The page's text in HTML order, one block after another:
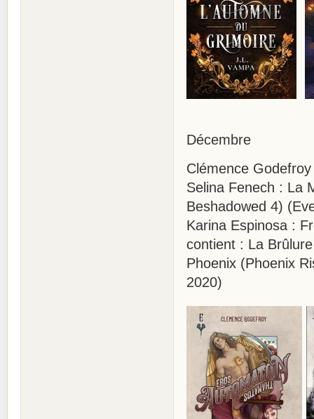
Décembre
Clémence
Selina Fenech : La
Beshadowed 4)
Karina Espinosa :
contient : La
Phoenix (Phoenix
2020)